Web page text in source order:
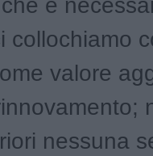
è
collochiamo
valore
nessuna